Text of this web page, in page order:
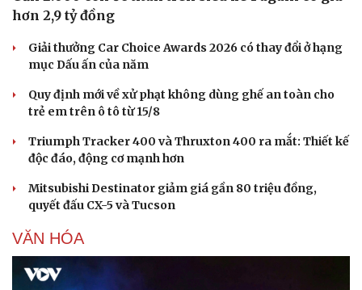
hơn 2,9 tỷ đồng
Giải thưởng Car Choice Awards 2026 có thay đổi ở hạng
mục Dấu ấn của năm
Quy định mới về xử phạt không dùng ghế an toàn cho
trẻ em trên ô tô từ 15/8
Triumph Tracker 400 và Thruxton 400 ra mắt: Thiết kế
độc đáo, động cơ mạnh hơn
Mitsubishi Destinator giảm giá gần 80 triệu đồng,
quyết đấu CX-5 và Tucson
VĂN HÓA